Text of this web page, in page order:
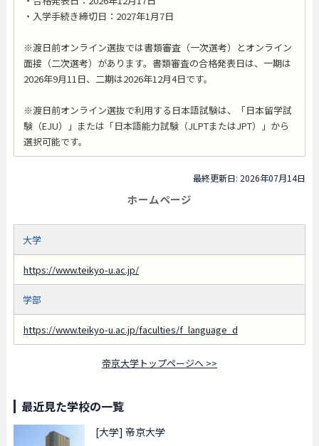
・入学手続き締切日：2027年1月7日
※渡日前オンライン選抜では書類審査（一次選考）とオンライン
面接（二次選考）があります。書類審査の合格発表日は、一期は
2026年9月11日、二期は2026年12月4日です。
※渡日前オンライン選抜で利用する日本語試験は、「日本留学試
験（EJU）」または「日本語能力試験（JLPTまたはJPT）」から
選択可能です。
最終更新日: 2026年07月14日
ホームページ
大学
https://www.teikyo-u.ac.jp/
学部
https://www.teikyo-u.ac.jp/faculties/f_language_d
帝京大学トップページへ >>
最近見た学校の一覧
[大学] 帝京大学